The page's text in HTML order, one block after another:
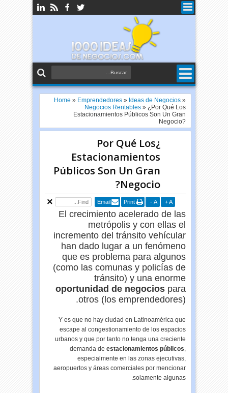
Home » Emprendedores» Ideas de Negocios»
Negocios Rentables» ¿Por Qué Los
Estacionamientos Públicos Son Un Gran
Negocio?
¿Por Qué Los
Estacionamientos
Públicos Son Un Gran
Negocio?
A
+
A
-
Print
Email
El crecimiento acelerado de las
metrópolis y con ellas el
incremento del tránsito vehícular
han dado lugar a un fenómeno
que es problema para algunos
(como las comunas y policías de
tránsito) y una enorme
oportunidad de negociospara
otros (los emprendedores).
Y es que no hay ciudad en Latinoamérica que
escape al congestionamiento de los espacios
urbanos y que por tanto no tenga una creciente
demanda de estacionamientos públicos,
especialmente en las zonas ejecutivas,
aeropuertos y áreas comerciales por mencionar
solamente algunas.